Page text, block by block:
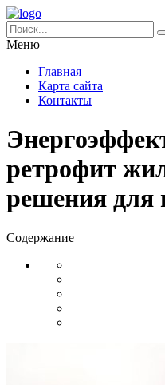
Меню
Главная
Карта сайта
Контакты
ретрофит
решения для
Содержание